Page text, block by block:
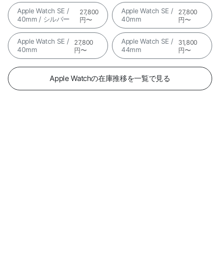
Apple Watch SE /
40mm / シルバー
27,800
円〜
Apple Watch SE /
40mm
27,800
円〜
Apple Watch SE /
40mm
27,800
円〜
Apple Watch SE /
44mm
31,800
円〜
Apple Watchの在庫推移を一覧で見る